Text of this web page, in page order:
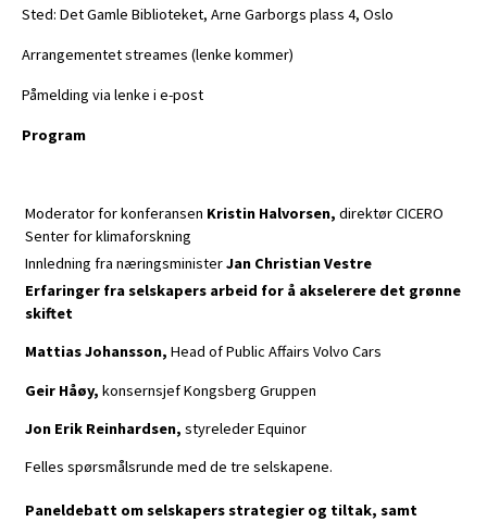
Sted: Det Gamle Biblioteket, Arne Garborgs plass 4, Oslo
Arrangementet streames (lenke kommer)
Påmelding via lenke i e-post
Program
Moderator for konferansen Kristin Halvorsen, direktør CICERO
Senter for klimaforskning
Innledning fra næringsministerJan Christian Vestre
Erfaringer fra selskapers arbeid for å akselerere det grønne
skiftet
Mattias Johansson, Head of Public Affairs Volvo Cars
Geir Håøy, konsernsjef Kongsberg Gruppen
Jon Erik Reinhardsen, styreleder Equinor
Felles spørsmålsrunde med de tre selskapene.
Paneldebatt om selskapers strategier og tiltak, samt